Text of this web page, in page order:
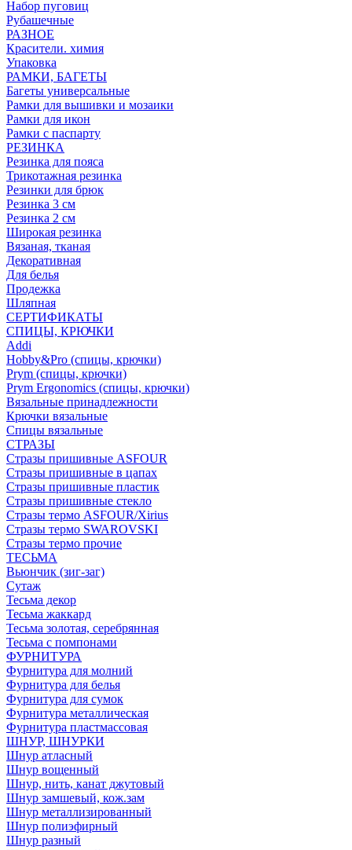
Набор пуговиц
Рубашечные
РАЗНОЕ
Красители. химия
Упаковка
РАМКИ, БАГЕТЫ
Багеты универсальные
Рамки для вышивки и мозаики
Рамки для икон
Рамки с паспарту
РЕЗИНКА
Резинка для пояса
Трикотажная резинка
Резинки для брюк
Резинка 3 см
Резинка 2 см
Широкая резинка
Вязаная, тканая
Декоративная
Для белья
Продежка
Шляпная
СЕРТИФИКАТЫ
СПИЦЫ, КРЮЧКИ
Addi
Hobby&Pro (спицы, крючки)
Prym (спицы, крючки)
Prym Ergonomics (спицы, крючки)
Вязальные принадлежности
Крючки вязальные
Спицы вязальные
СТРАЗЫ
Стразы пришивные ASFOUR
Стразы пришивные в цапах
Стразы пришивные пластик
Стразы пришивные стекло
Стразы термо ASFOUR/Xirius
Стразы термо SWAROVSKI
Стразы термо прочие
ТЕСЬМА
Вьюнчик (зиг-заг)
Сутаж
Тесьма декор
Тесьма жаккард
Тесьма золотая, серебрянная
Тесьма с помпонами
ФУРНИТУРА
Фурнитура для молний
Фурнитура для белья
Фурнитура для сумок
Фурнитура металлическая
Фурнитура пластмассовая
ШНУР, ШНУРКИ
Шнур атласный
Шнур вощенный
Шнур, нить, канат джутовый
Шнур замшевый, кож.зам
Шнур металлизированный
Шнур полиэфирный
Шнур разный